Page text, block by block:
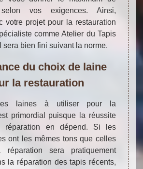
selon vos exigences. Ainsi,
votre projet pour la restauration
comme Atelier du Tapis
sera bien fini suivant la norme.
du choix de laine
la restauration
laines à utiliser pour la
primordial puisque la réussite
réparation en dépend. Si les
ont les mêmes tons que celles
sera pratiquement
la réparation des tapis récents,